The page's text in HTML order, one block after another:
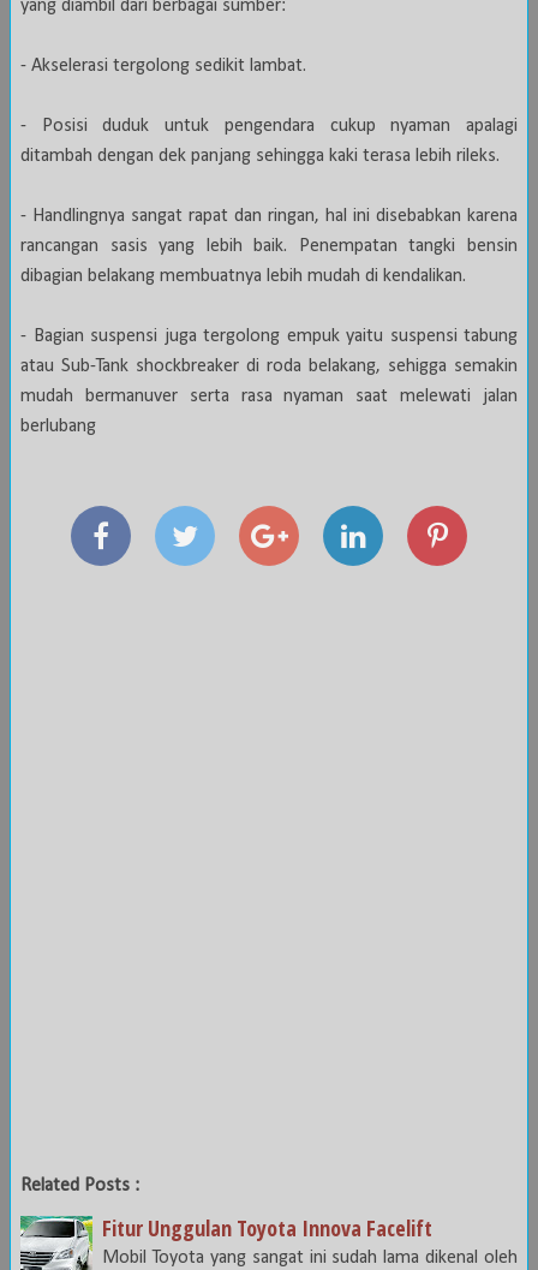
yang diambil dari berbagai sumber:
- Akselerasi tergolong sedikit lambat.
- Posisi duduk untuk pengendara cukup nyaman apalagi
ditambah dengan dek panjang sehingga kaki terasa lebih rileks.
- Handlingnya sangat rapat dan ringan, hal ini disebabkan karena
rancangan sasis yang lebih baik. Penempatan tangki bensin
dibagian belakang membuatnya lebih mudah di kendalikan.
- Bagian suspensi juga tergolong empuk yaitu suspensi tabung
atau Sub-Tank shockbreaker di roda belakang, sehigga semakin
mudah bermanuver serta rasa nyaman saat melewati jalan
berlubang
Related Posts :
Fitur Unggulan Toyota Innova Facelift
Mobil Toyota yang sangat ini sudah lama dikenal oleh